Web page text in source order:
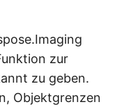
zur
zu geben.
Objektgrenzen